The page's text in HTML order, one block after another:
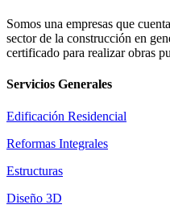
Somos una empresas que
sector de la construcción en
certificado para realizar obras
Servicios Generales
Edificación Residencial
Reformas Integrales
Estructuras
Diseño 3D